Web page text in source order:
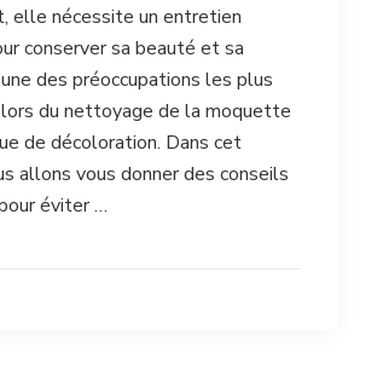
elle nécessite un entretien
conserver sa beauté et sa
des préoccupations les plus
du nettoyage de la moquette
de décoloration. Dans cet
allons vous donner des conseils
éviter …